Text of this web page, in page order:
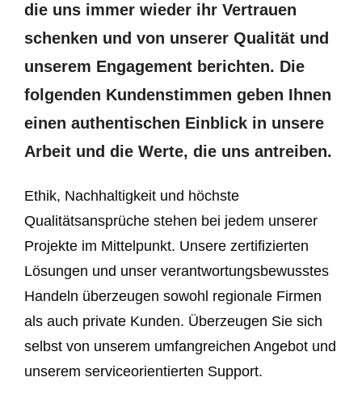
die uns immer wieder ihr Vertrauen
schenken und von unserer Qualität und
unserem Engagement berichten. Die
folgenden Kundenstimmen geben Ihnen
einen authentischen Einblick in unsere
Arbeit und die Werte, die uns antreiben.
Ethik, Nachhaltigkeit und höchste
Qualitätsansprüche stehen bei jedem unserer
Projekte im Mittelpunkt. Unsere zertifizierten
Lösungen und unser verantwortungsbewusstes
Handeln überzeugen sowohl regionale Firmen
als auch private Kunden. Überzeugen Sie sich
selbst von unserem umfangreichen Angebot und
unserem serviceorientierten Support.